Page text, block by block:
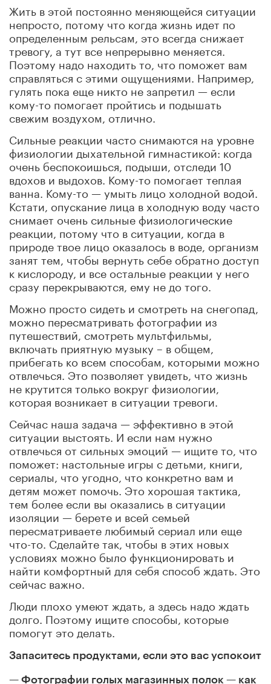
Жить в этой постоянно меняющейся ситуации
непросто, потому что когда жизнь идет по
определенным рельсам, это всегда снижает
тревогу, а тут все непрерывно меняется.
Поэтому надо находить то, что поможет вам
справляться с этими ощущениями. Например,
гулять пока еще никто не запретил — если
кому-то помогает пройтись и подышать
свежим воздухом, отлично.
Сильные реакции часто снимаются на уровне
физиологии дыхательной гимнастикой: когда
очень беспокоишься, подыши, отследи 10
вдохов и выдохов. Кому-то помогает теплая
ванна. Кому-то — умыть лицо холодной водой.
Кстати, опускание лица в холодную воду часто
снимает очень сильные физиологические
реакции, потому что в ситуации, когда в
природе твое лицо оказалось в воде, организм
занят тем, чтобы вернуть себе обратно доступ
к кислороду, и все остальные реакции у него
сразу перекрываются, ему не до того.
Можно просто сидеть и смотреть на снегопад,
можно пересматривать фотографии из
путешествий, смотреть мультфильмы,
включать приятную музыку – в общем,
прибегать ко всем способам, которыми можно
отвлечься. Это позволяет увидеть, что жизнь
не крутится только вокруг физиологии,
которая возникает в ситуации тревоги.
Сейчас наша задача — эффективно в этой
ситуации выстоять. И если нам нужно
отвлечься от сильных эмоций — ищите то, что
поможет: настольные игры с детьми, книги,
сериалы, что угодно, что конкретно вам и
детям может помочь. Это хорошая тактика,
тем более если вы оказались в ситуации
изоляции — берете и всей семьей
пересматриваете любимый сериал или еще
что-то. Сделайте так, чтобы в этих новых
условиях можно было функционировать и
найти комфортный для себя способ ждать. Это
сейчас важно.
Люди плохо умеют ждать, а здесь надо ждать
долго. Поэтому ищите способы, которые
помогут это делать.
Запаситесь продуктами, если это вас успокоит
— Фотографии голых магазинных полок — как